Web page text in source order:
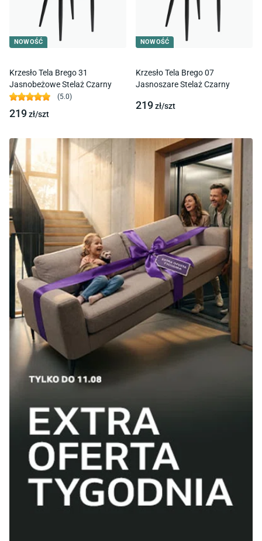
NOWOŚĆ
Krzesło Tela Brego 31
Jasnobeżowe Stelaż Czarny
(5.0)
219zł/szt
NOWOŚĆ
Krzesło Tela Brego 07
Jasnoszare Stelaż Czarny
219zł/szt